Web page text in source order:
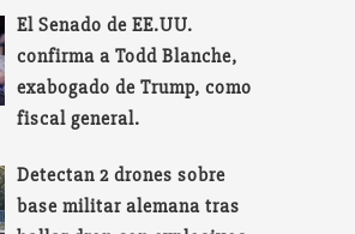
El Senado de EE.UU.
confirma a Todd Blanche,
exabogado de Trump, como
fiscal general.
Detectan 2 drones sobre
base militar alemana tras